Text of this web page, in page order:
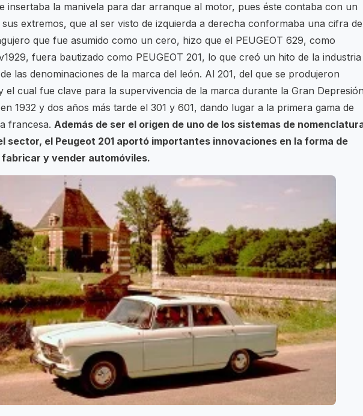
insertaba la manivela para dar arranque al motor, pues éste contaba con un
extremos, que al ser visto de izquierda a derecha conformaba una cifra de
que fue asumido como un cero, hizo que el PEUGEOT 629, como
fuera bautizado como PEUGEOT 201, lo que creó un hito de la
las denominaciones de la marca del león. Al 201, del que se produjeron
el cual fue clave para la supervivencia de la marca durante la Gran
1932 y dos años más tarde el 301 y 601, dando lugar a la primera gama de
francesa. Además de ser el origen de uno de los sistemas de
sector, el Peugeot 201 aportó importantes innovaciones en la forma de
y vender automóviles.